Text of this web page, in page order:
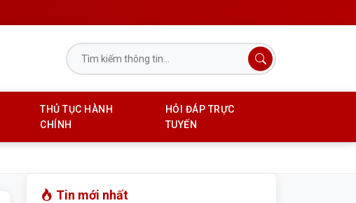
THỦ TỤC HÀNH
CHÍNH
HỎI ĐÁP TRỰC
TUYẾN
Tin mới nhất